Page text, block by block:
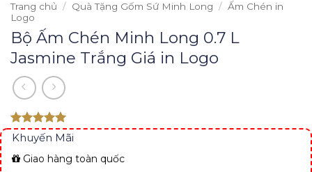
Trang chủ / Quà Tặng Gốm Sứ Minh Long / Ấm Chén in
Logo
Bộ Ấm Chén Minh Long 0.7 L
Jasmine Trắng Giá in Logo
Rated 5
out of 5
Khuyến Mãi
Giao hàng toàn quốc